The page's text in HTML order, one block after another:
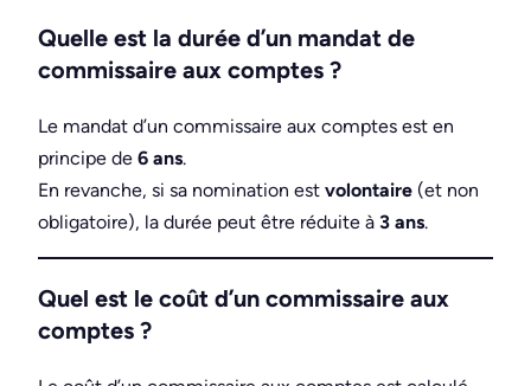
Quelle est la durée d’un mandat de
commissaire aux comptes ?
Le mandat d’un commissaire aux comptes est en
principe de 6 ans.
En revanche, si sa nomination est volontaire (et non
obligatoire), la durée peut être réduite à 3 ans.
Quel est le coût d’un commissaire aux
comptes ?